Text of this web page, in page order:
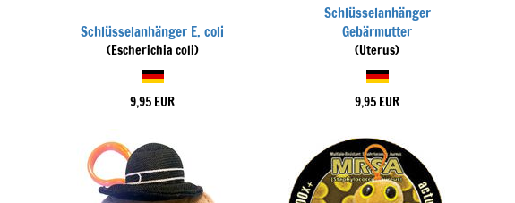
Schlüsselanhänger E. coli
(Escherichia coli)
9,95 EUR
Schlüsselanhänger
Gebärmutter
(Uterus)
9,95 EUR